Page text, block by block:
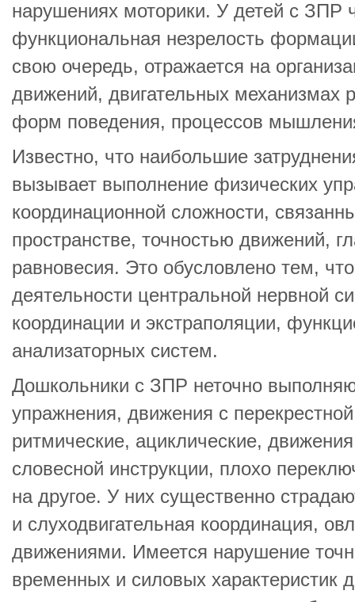
нарушениях моторики. У детей с ЗПР
функциональная незрелость
свою очередь, отражается на
движений, двигательных механизмах
форм поведения, процессов
Известно, что наибольшие
вызывает выполнение физических
координационной сложности,
пространстве, точностью движений,
равновесия. Это обусловлено тем,
деятельности центральной нервной
координации и экстраполяции,
анализаторных систем.
Дошкольники с ЗПР неточно
упражнения, движения с
ритмические, ациклические,
словесной инструкции, плохо
на другое. У них существенно
и слуходвигательная координация,
движениями. Имеется нарушение
временных и силовых характеристик